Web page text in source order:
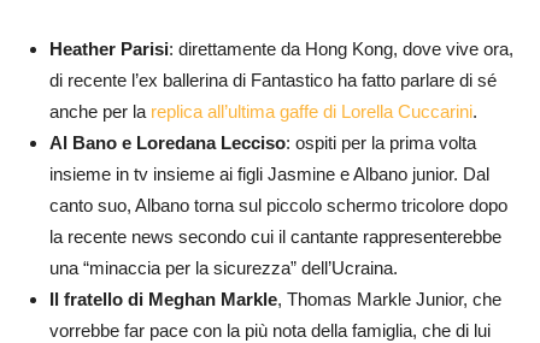
Heather Parisi: direttamente da Hong Kong, dove vive ora,
di recente l’ex ballerina di Fantastico ha fatto parlare di sé
anche per la replica all’ultima gaffe di Lorella Cuccarini.
Al Bano e Loredana Lecciso: ospiti per la prima volta
insieme in tv insieme ai figli Jasmine e Albano junior. Dal
canto suo, Albano torna sul piccolo schermo tricolore dopo
la recente news secondo cui il cantante rappresenterebbe
una “minaccia per la sicurezza” dell’Ucraina.
Il fratello di Meghan Markle, Thomas Markle Junior, che
vorrebbe far pace con la più nota della famiglia, che di lui